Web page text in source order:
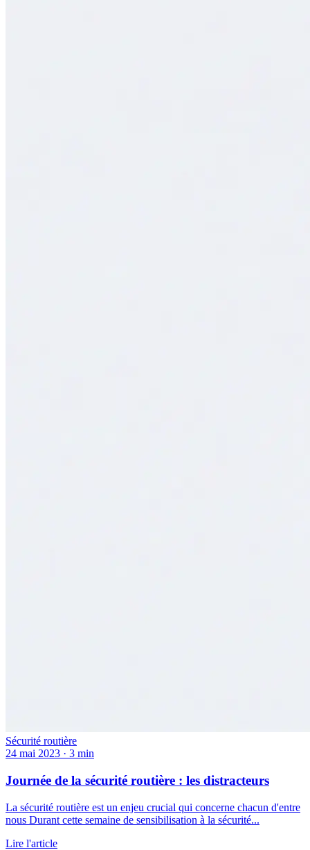
Sécurité routière
24 mai 2023 · 3 min
Journée de la sécurité routière : les distracteurs
La sécurité routière est un enjeu crucial qui concerne chacun d'entre
nous Durant cette semaine de sensibilisation à la sécurité...
Lire l'article